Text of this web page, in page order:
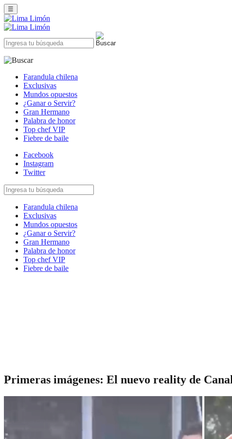
☰
Farandula chilena
Exclusivas
Mundos opuestos
¿Ganar o Servir?
Gran Hermano
Palabra de honor
Top chef VIP
Fiebre de baile
Facebook
Instagram
Twitter
Farandula chilena
Exclusivas
Mundos opuestos
¿Ganar o Servir?
Gran Hermano
Palabra de honor
Top chef VIP
Fiebre de baile
Primeras imágenes: El nuevo reality de